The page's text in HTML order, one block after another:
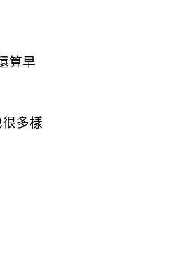
算早
多樣